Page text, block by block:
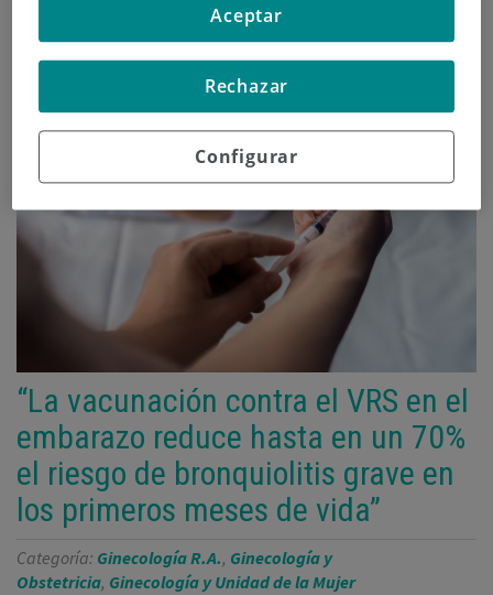
“La vacunación contra el VRS en el
embarazo reduce hasta en un 70%
el riesgo de bronquiolitis grave en
los primeros meses de vida”
Categoría: Ginecología R.A., Ginecología y
Obstetricia, Ginecología y Unidad de la Mujer
Configurar
Rechazar
Aceptar